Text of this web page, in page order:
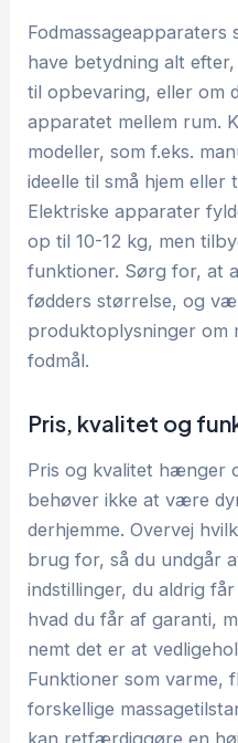
have betydning alt
til opbevaring, eller om
apparatet mellem rum.
modeller, som f.eks.
ideelle til små hjem eller
Elektriske apparater
op til 10-12 kg, men
funktioner. Sørg for, at
fødders størrelse, og
produktoplysninger om
fodmål.
Pris, kvalitet og
Pris og kvalitet hænger
behøver ikke at være
derhjemme. Overvej
brug for, så du undgår
indstillinger, du aldrig
hvad du får af garanti,
nemt det er at
Funktioner som varme,
forskellige
kan retfærdiggøre en